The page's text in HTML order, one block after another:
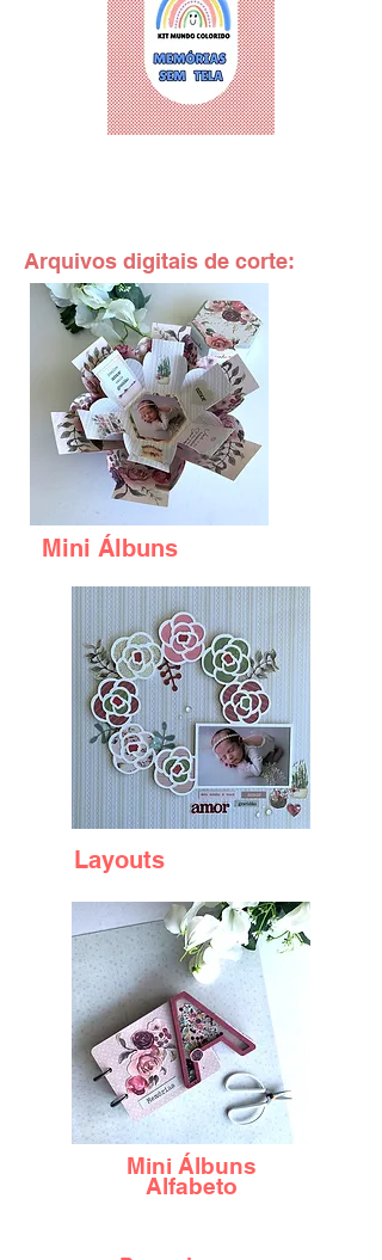
Arquivos digitais de corte:
Mini Álbuns
Layouts
Mini Álbuns
Alfabeto